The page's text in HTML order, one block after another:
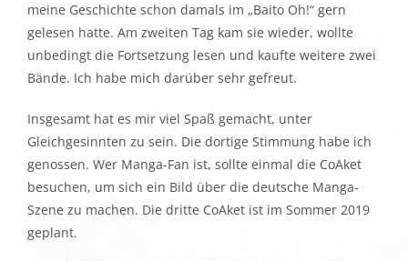
meine Geschichte schon damals im „Baito Oh!“ gern
gelesen hatte. Am zweiten Tag kam sie wieder, wollte
unbedingt die Fortsetzung lesen und kaufte weitere zwei
Bände. Ich habe mich darüber sehr gefreut.
Insgesamt hat es mir viel Spaß gemacht, unter
Gleichgesinnten zu sein. Die dortige Stimmung habe ich
genossen. Wer Manga-Fan ist, sollte einmal die CoAket
besuchen, um sich ein Bild über die deutsche Manga-
Szene zu machen. Die dritte CoAket ist im Sommer 2019
geplant.